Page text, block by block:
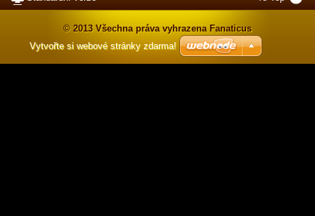
© 2013 Všechna práva vyhrazena Fanaticus
Vytvořte si webové stránky zdarma!